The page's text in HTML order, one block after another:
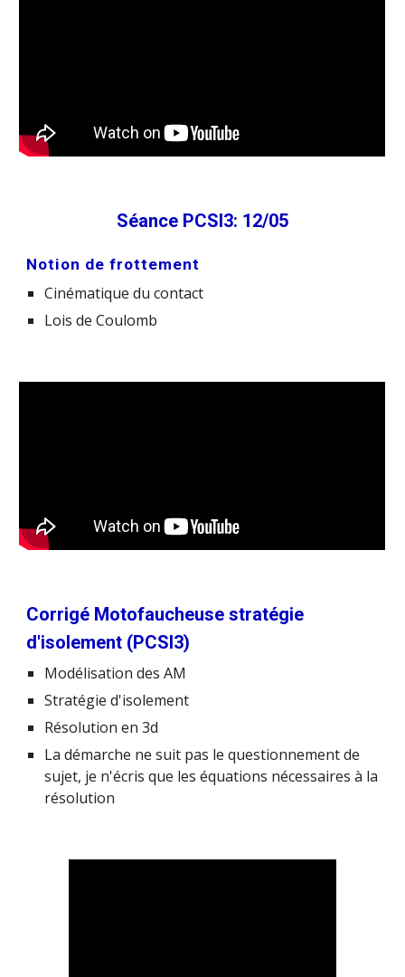
Séance PCSI3: 12/05
Notion de frottement
Cinématique du contact
Lois de Coulomb
Corrigé Motofaucheuse stratégie
d'isolement (PCSI3)
Modélisation des AM
Stratégie d'isolement
Résolution en 3d
La démarche ne suit pas le questionnement de
sujet, je n'écris que les équations nécessaires à la
résolution